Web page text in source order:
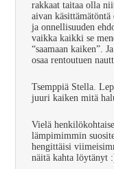
rakkaat taitaa olla
aivan
ja onnellisuuden
vaikka kaikki se
“saamaan kaiken”.
osaa rentoutuen
Tsemppiä Stella.
juuri kaiken mitä
Vielä
lämpimimmin
hengittäisi
näitä kahta löytänyt